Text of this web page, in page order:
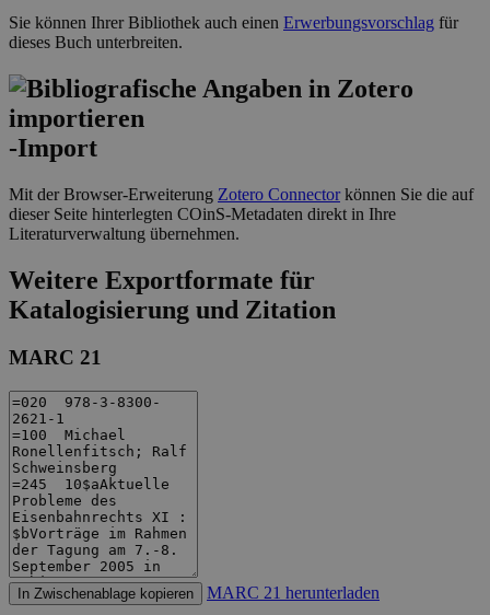
Sie können Ihrer Bibliothek auch einen Erwerbungsvorschlag für
dieses Buch unterbreiten.
-Import
Mit der Browser-Erweiterung Zotero Connectorkönnen Sie die auf
dieser Seite hinterlegten COinS-Metadaten direkt in Ihre
Literaturverwaltung übernehmen.
Weitere Exportformate für
Katalogisierung und Zitation
MARC 21
In Zwischenablage kopieren MARC 21 herunterladen